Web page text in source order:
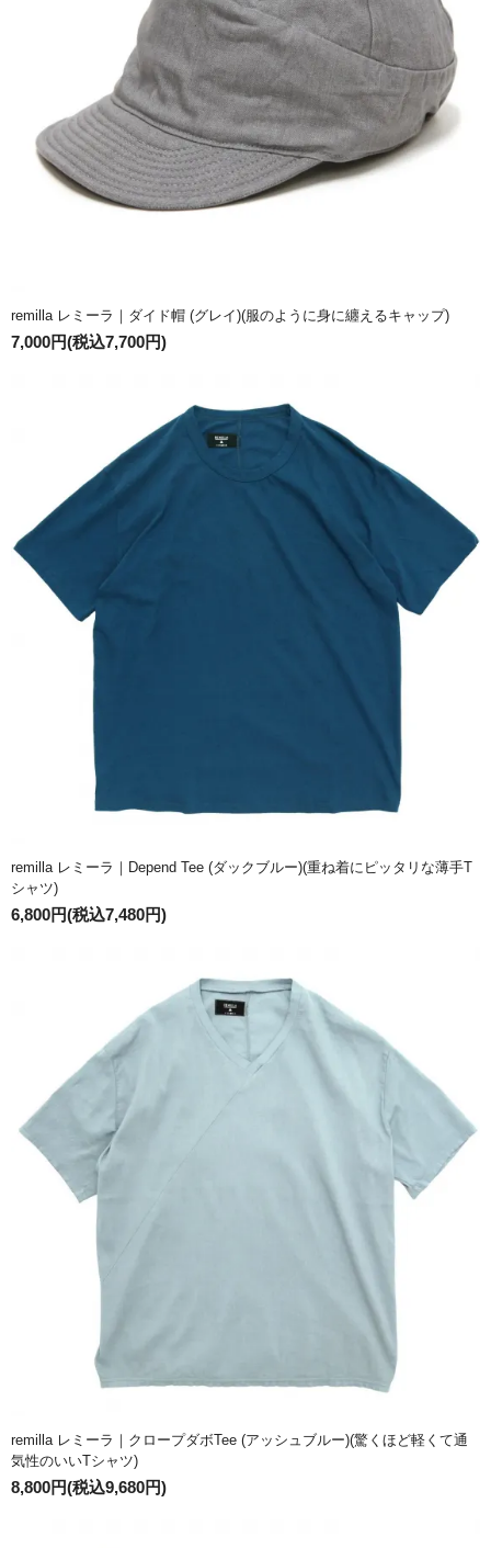
remilla レミーラ｜ダイド帽 (グレイ)(服のように身に纏えるキャップ)
7,000円(税込7,700円)
remilla レミーラ｜Depend Tee (ダックブルー)(重ね着にピッタリな薄手T
シャツ)
6,800円(税込7,480円)
remilla レミーラ｜クロープダボTee (アッシュブルー)(驚くほど軽くて通
気性のいいTシャツ)
8,800円(税込9,680円)